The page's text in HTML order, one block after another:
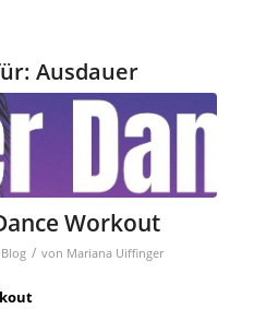
Ausdauer
Workout
Blog / von Mariana Uiffinger